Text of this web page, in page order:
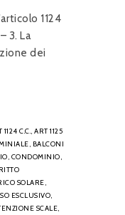
1124
3. La
dei
1124 C.C., ART 1125
BALCONI
CONDOMINIO,
SOLARE,
ESCLUSIVO,
SCALE,